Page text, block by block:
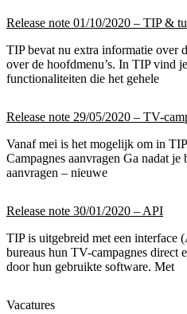
Release note 01/10/2020 – TIP &
TIP bevat nu extra informatie over
over de hoofdmenu’s. In TIP vind
functionaliteiten die het gehele
Release note 29/05/2020 – TV-
Vanaf mei is het mogelijk om in
Campagnes aanvragen Ga nadat
aanvragen – nieuwe
Release note 30/01/2020 – API
TIP is uitgebreid met een interface
bureaus hun TV-campagnes direct
door hun gebruikte software. Met
Vacatures